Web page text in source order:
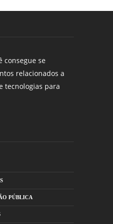
consegue se
relacionados a
tecnologias para
PÚBLICA